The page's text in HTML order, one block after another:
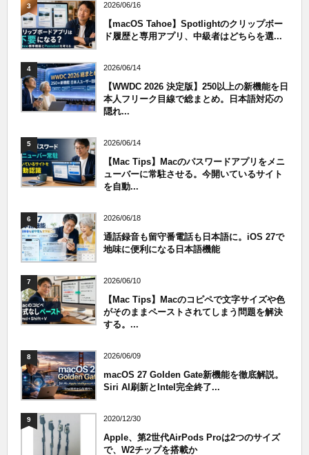
3 2026/06/16
【macOS Tahoe】Spotlightのクリップボー
ド履歴と専用アプリ、中級者はどちらを選...
4 2026/06/14
【WWDC 2026 決定版】250以上の新機能を日
本人フリーク目線で総まとめ。日本語対応の
隠れ...
5 2026/06/14
【Mac Tips】Macのパスワードアプリをメニ
ューバーに常駐させる。今開いているサイト
を自動...
6 2026/06/18
通話録音も留守番電話も日本語に。iOS 27で
地味に便利になる日本語機能
7 2026/06/10
【Mac Tips】Macのコピペで文字サイズや色
がそのままペーストされてしまう問題を解決
する。...
8 2026/06/09
macOS 27 Golden Gate新機能を徹底解説。
Siri AI刷新とIntel完全終了...
9 2020/12/30
Apple、第2世代AirPods Proは2つのサイズ
で、W2チップを搭載か